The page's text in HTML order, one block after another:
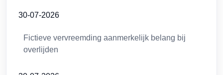
30-07-2026
Fictieve vervreemding aanmerkelijk belang bij
overlijden